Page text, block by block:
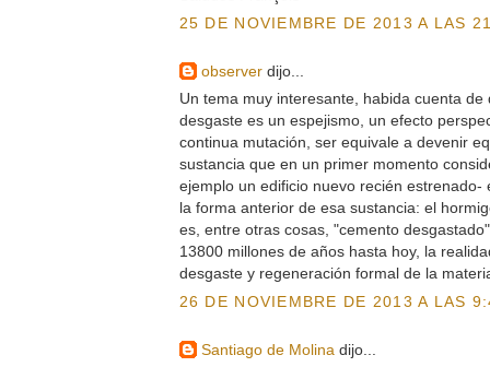
25 DE NOVIEMBRE DE 2013 A LAS
observerdijo...
Un tema muy interesante, habida cuenta de
desgaste es un espejismo, un efecto
continua mutación, ser equivale a devenir
sustancia que en un primer momento
ejemplo un edificio nuevo recién estrenado-
la forma anterior de esa sustancia: el
es, entre otras cosas, "cemento
13800 millones de años hasta hoy, la
desgaste y regeneración formal de la
26 DE NOVIEMBRE DE 2013 A LAS
Santiago de Molinadijo...